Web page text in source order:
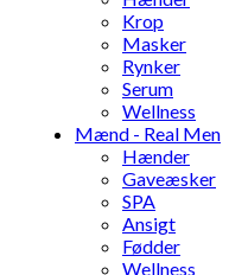
Krop
Masker
Rynker
Serum
Wellness
Mænd - Real Men
Hænder
Gaveæsker
SPA
Ansigt
Fødder
Wellness